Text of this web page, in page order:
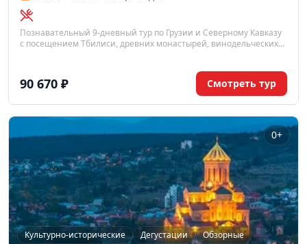
Познавательный 9-дневный тур по Грузии и Северному Кавказу
с посещением Тбилиси, древних монастырей, винодельческих
90 670 ₽ Смотреть тур
0+
Культурно-исторические Дегустации
Обзорные